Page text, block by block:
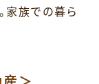
家族での暮ら